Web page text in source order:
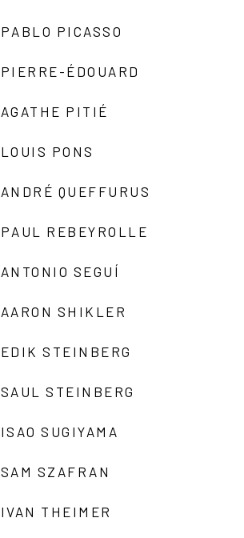
PABLO PICASSO
PIERRE-ÉDOUARD
AGATHE PITIÉ
LOUIS PONS
ANDRÉ QUEFFURUS
PAUL REBEYROLLE
ANTONIO SEGUÍ
AARON SHIKLER
EDIK STEINBERG
SAUL STEINBERG
ISAO SUGIYAMA
SAM SZAFRAN
IVAN THEIMER